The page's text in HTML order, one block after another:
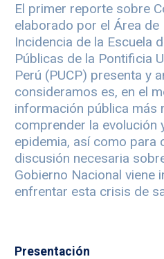
El primer reporte sobre
elaborado por el Área de
Incidencia de la Escuela
Públicas de la Pontificia
Perú (PUCP) presenta y
consideramos es, en el
información pública más
comprender la evolución
epidemia, así como para
discusión necesaria
Gobierno Nacional viene
enfrentar esta crisis de
Presentación